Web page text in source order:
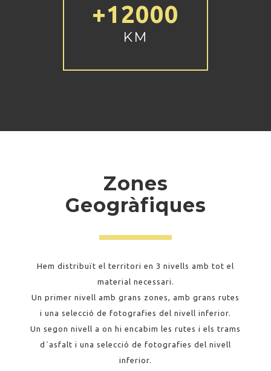
+12000
KM
Zones
Geogràfiques
Hem distribuït el territori en 3 nivells amb tot el
material necessari.
Un primer nivell amb grans zones, amb grans rutes
i una selecció de fotografies del nivell inferior.
Un segon nivell a on hi encabim les rutes i els trams
d´asfalt i una selecció de fotografies del nivell
inferior.